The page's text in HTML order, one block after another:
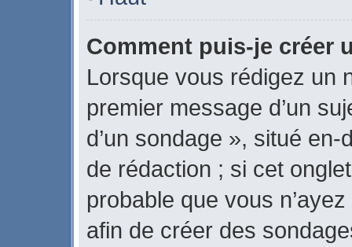
Comment puis-je créer
Lorsque vous rédigez un
premier message d’un
d’un sondage », situé
de rédaction ; si cet
probable que vous
afin de créer des